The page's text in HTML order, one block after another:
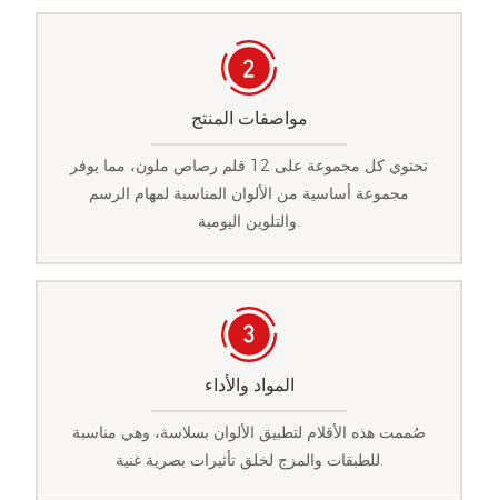
مواصفات المنتج
تحتوي كل مجموعة على 12 قلم رصاص ملون، مما يوفر
مجموعة أساسية من الألوان المناسبة لمهام الرسم
والتلوين اليومية.
المواد والأداء
صُممت هذه الأقلام لتطبيق الألوان بسلاسة، وهي مناسبة
للطبقات والمزج لخلق تأثيرات بصرية غنية.